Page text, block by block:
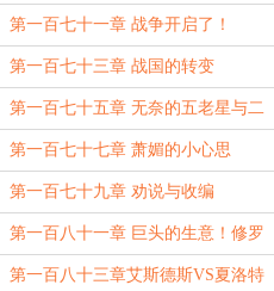
第一百七十一章 战争开启了！
第一百七十三章 战国的转变
第一百七十五章 无奈的五老星与二
五仔
第一百七十七章 萧媚的小心思
第一百七十九章 劝说与收编
第一百八十一章 巨头的生意！修罗
场！
第一百八十三章艾斯德斯VS夏洛特